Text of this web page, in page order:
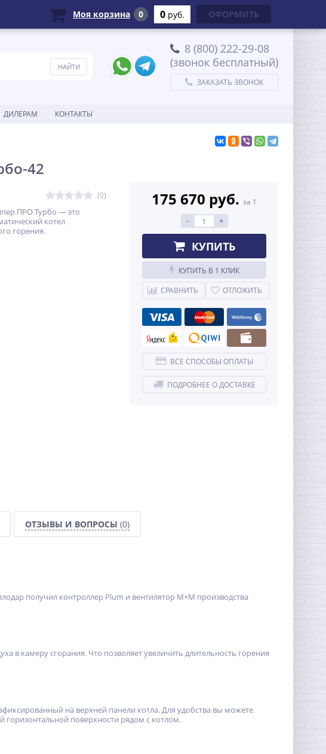
8 (800) 222-29-08
(звонок бесплатный)
ЗАКАЗАТЬ ЗВОНОК
ДИЛЕРАМ КОНТАКТЫ
42
(0)
ПРО Турбо — это
котел
горения.
175 670 руб. за 1
- +
КУПИТЬ
КУПИТЬ В 1 КЛИК
СРАВНИТЬ
ОТЛОЖИТЬ
ВСЕ СПОСОБЫ ОПЛАТЫ
ПОДРОБНЕЕ О ДОСТАВКЕ
ОТЗЫВЫ И ВОПРОСЫ (0)
получил контроллер Plum и вентилятор M+M производства
в камеру сгорания. Что позволяет увеличить длительность горения
на верхней панели котла. Для удобства вы можете
поверхности рядом с котлом.
Моя корзина 0 0 руб. ОФОРМИТЬ